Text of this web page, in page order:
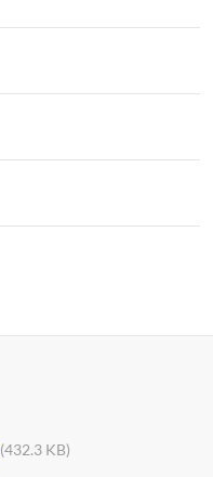
(432.3 KB)